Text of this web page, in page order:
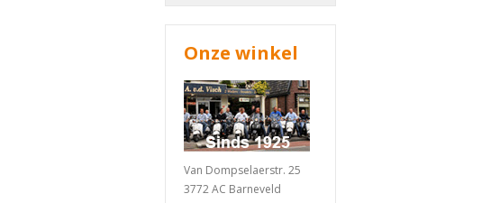
Onze winkel
Van Dompselaerstr. 25
3772 AC Barneveld